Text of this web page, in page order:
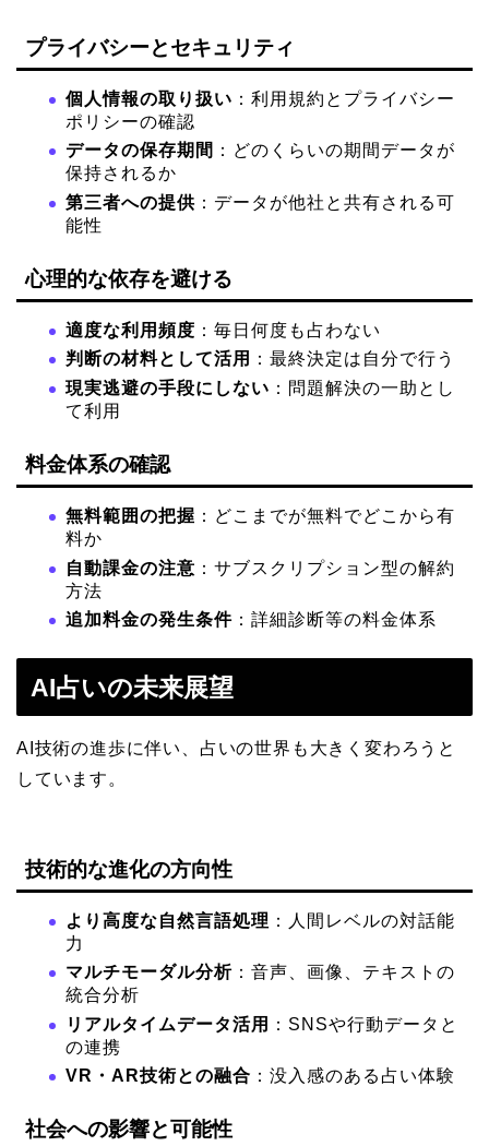
プライバシーとセキュリティ
個人情報の取り扱い ：利用規約とプライバシー
ポリシーの確認
データの保存期間 ：どのくらいの期間データが
保持されるか
第三者への提供 ：データが他社と共有される可
能性
心理的な依存を避ける
適度な利用頻度 ：毎日何度も占わない
判断の材料として活用
：最終決定は自分で行う
現実逃避の手段にしない ：問題解決の一助とし
て利用
料金体系の確認
無料範囲の把握 ：どこまでが無料でどこから有
料か
自動課金の注意 ：サブスクリプション型の解約
方法
追加料金の発生条件 ：詳細診断等の料金体系
AI占いの未来展望
AI技術の進歩に伴い、占いの世界も大きく変わろうと
しています。
技術的な進化の方向性
より高度な自然言語処理 ：人間レベルの対話能
力
マルチモーダル分析 ：音声、画像、テキストの
統合分析
リアルタイムデータ活用
：SNSや行動データと
の連携
VR・AR技術との融合 ：没入感のある占い体験
社会への影響と可能性